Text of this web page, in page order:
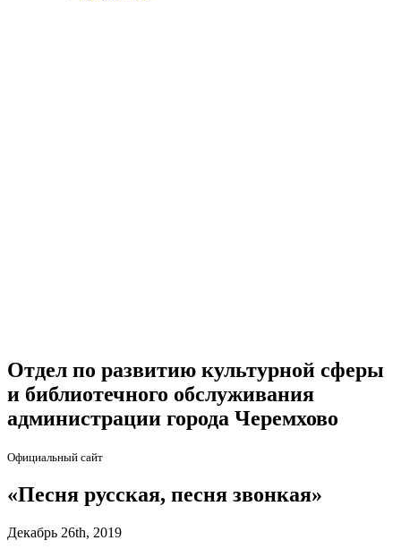
Отдел по развитию культурной сферы
и библиотечного обслуживания
администрации города Черемхово
Официальный сайт
«Песня русская, песня звонкая»
Декабрь 26th, 2019